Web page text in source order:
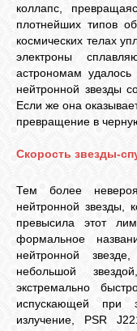
коллапс,
плотнейших типов
космических телах
электроны
астрономам удалось
нейтронной звезды
Если же она
превращение в
Скорость звезды-
Тем более
нейтронной звезды,
превысила этот
формальное
нейтронной
небольшой
экстремально
испускающей при
излучение, PSR